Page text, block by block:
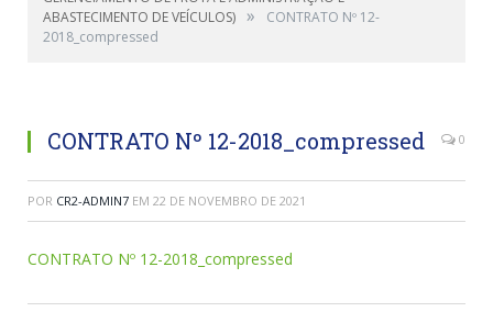
ABASTECIMENTO DE VEÍCULOS) »
CONTRATO Nº 12-
2018_compressed
CONTRATO Nº 12-2018_compressed 0
POR CR2-ADMIN7 EM 22 DE NOVEMBRO DE 2021
CONTRATO Nº 12-2018_compressed